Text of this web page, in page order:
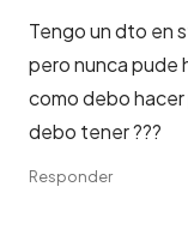
Tengo un dto en
pero nunca pude
como debo hacer
debo tener ???
Responder